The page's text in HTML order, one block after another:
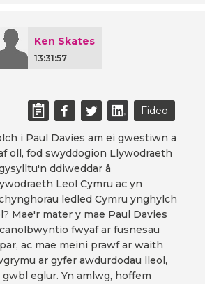
Ken Skates
13:31:57
Fideo
i Paul Davies am ei gwestiwn a
oll, fod swyddogion Llywodraeth
ddiweddar â
Leol Cymru ac yn
ledled Cymru ynghylch
Mae'r mater y mae Paul Davies
fwyaf ar fusnesau
ac mae meini prawf ar waith
ar gyfer awdurdodau lleol,
gwbl eglur. Yn amlwg, hoffem